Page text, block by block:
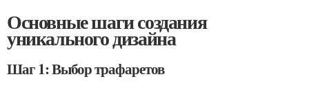
Основные шаги создания
уникального дизайна
Шаг 1: Выбор трафаретов